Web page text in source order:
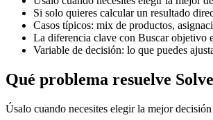
Si solo quieres calcular un resultado
Casos típicos: mix de productos,
La diferencia clave con Buscar objetivo
Variable de decisión: lo que puedes
Qué problema resuelve
Úsalo cuando necesites elegir la mejor